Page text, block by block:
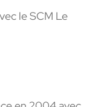
le SCM Le